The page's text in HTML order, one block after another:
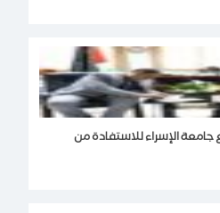
جامعة الإسراء للاستفادة من